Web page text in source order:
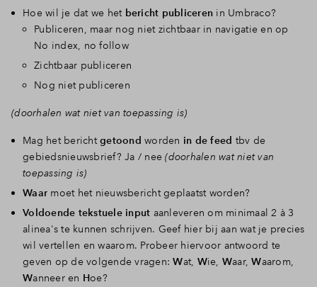
Hoe wil je dat we het bericht publiceren in Umbraco?
Publiceren, maar nog niet zichtbaar in navigatie en op
No index, no follow
Zichtbaar publiceren
Nog niet publiceren
(doorhalen wat niet van toepassing is)
Mag het berichtgetoond worden in de feed tbv de
gebiedsnieuwsbrief? Ja / nee(doorhalen wat niet van
toepassing is)
Waar moet het nieuwsbericht geplaatst worden?
Voldoende tekstuele input aanleveren om minimaal 2 à 3
alinea's te kunnen schrijven. Geef hier bij aan wat je precies
wil vertellen en waarom. Probeer hiervoor antwoord te
geven op de volgende vragen:Wat, Wie, Waar,Waarom,
Wanneer en Hoe?